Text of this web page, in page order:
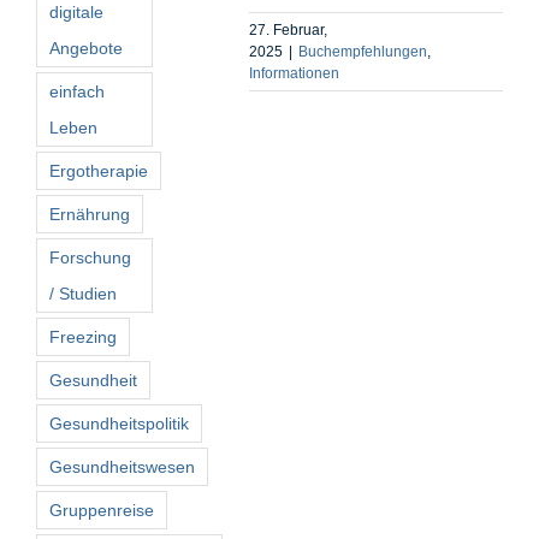
27. Februar,
2025
Buchempfehlungen,
Informationen
digitale
Angebote
einfach
Leben
Ergotherapie
Ernährung
Forschung
/ Studien
Freezing
Gesundheit
Gesundheitspolitik
Gesundheitswesen
Gruppenreise